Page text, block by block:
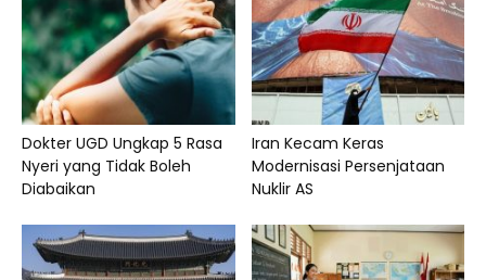
Dokter UGD Ungkap 5 Rasa
Nyeri yang Tidak Boleh
Diabaikan
Iran Kecam Keras
Modernisasi Persenjataan
Nuklir AS